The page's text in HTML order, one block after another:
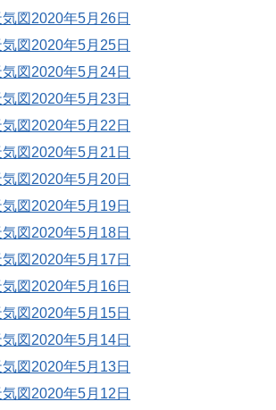
図2020年5月26日
図2020年5月25日
図2020年5月24日
図2020年5月23日
図2020年5月22日
図2020年5月21日
図2020年5月20日
図2020年5月19日
図2020年5月18日
図2020年5月17日
図2020年5月16日
図2020年5月15日
図2020年5月14日
図2020年5月13日
図2020年5月12日